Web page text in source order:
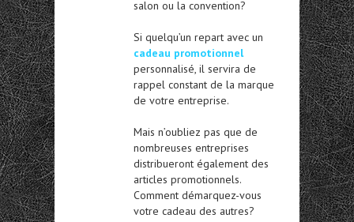
salon ou la convention?
Si quelqu’un repart avec un
cadeau promotionnel
personnalisé, il servira de
rappel constant de la marque
de votre entreprise.
Mais n’oubliez pas que de
nombreuses entreprises
distribueront également des
articles promotionnels.
Comment démarquez-vous
votre cadeau des autres?